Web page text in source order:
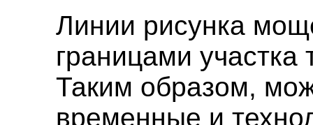
Линии рисунка
границами
Таким образом,
временные и